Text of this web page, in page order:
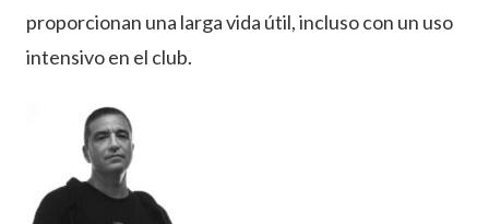
proporcionan una larga vida útil, incluso con un uso
intensivo en el club.